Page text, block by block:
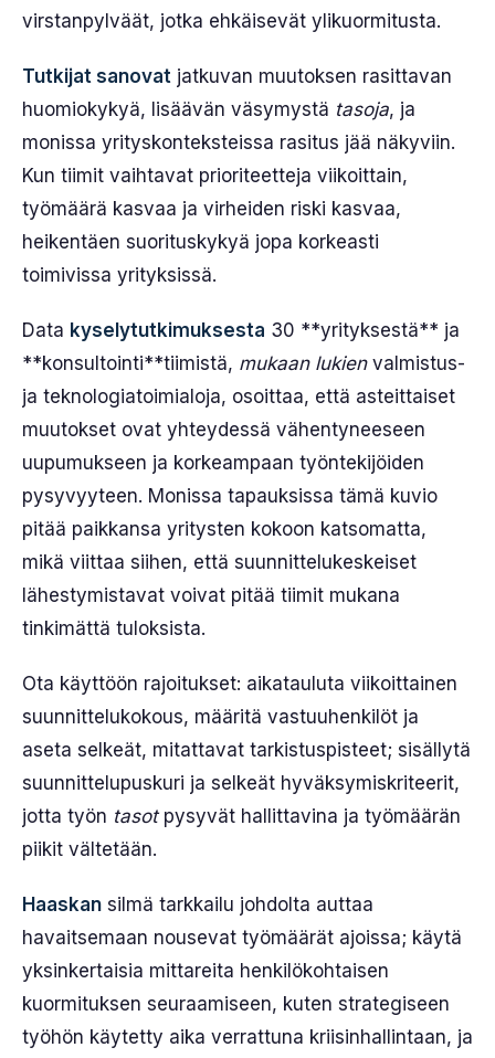
virstanpylväät, jotka ehkäisevät ylikuormitusta.
Tutkijat sanovat jatkuvan muutoksen rasittavan
huomiokykyä, lisäävän väsymystä tasoja, ja
monissa yrityskonteksteissa rasitus jää näkyviin.
Kun tiimit vaihtavat prioriteetteja viikoittain,
työmäärä kasvaa ja virheiden riski kasvaa,
heikentäen suorituskykyä jopa korkeasti
toimivissa yrityksissä.
Data kyselytutkimuksesta 30 **yrityksestä** ja
**konsultointi**tiimistä, mukaan lukienvalmistus-
ja teknologiatoimialoja, osoittaa, että asteittaiset
muutokset ovat yhteydessä vähentyneeseen
uupumukseen ja korkeampaan työntekijöiden
pysyvyyteen. Monissa tapauksissa tämä kuvio
pitää paikkansa yritysten kokoon katsomatta,
mikä viittaa siihen, että suunnittelukeskeiset
lähestymistavat voivat pitää tiimit mukana
tinkimättä tuloksista.
Ota käyttöön rajoitukset: aikatauluta viikoittainen
suunnittelukokous, määritä vastuuhenkilöt ja
aseta selkeät, mitattavat tarkistuspisteet; sisällytä
suunnittelupuskuri ja selkeät hyväksymiskriteerit,
jotta työn tasotpysyvät hallittavina ja työmäärän
piikit vältetään.
Haaskan silmä tarkkailu johdolta auttaa
havaitsemaan nousevat työmäärät ajoissa; käytä
yksinkertaisia mittareita henkilökohtaisen
kuormituksen seuraamiseen, kuten strategiseen
työhön käytetty aika verrattuna kriisinhallintaan, ja